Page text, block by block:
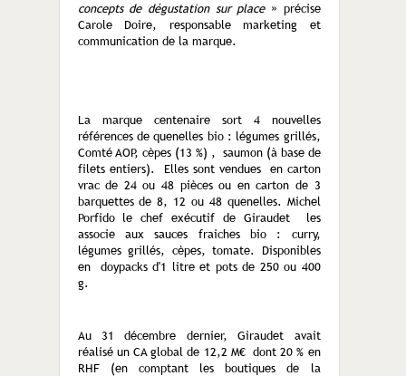
concepts de dégustation sur place » précise
Carole Doire, responsable marketing et
communication de la marque.
La marque centenaire sort 4 nouvelles
références de quenelles bio : légumes grillés,
Comté AOP, cèpes (13 %) , saumon (à base de
filets entiers). Elles sont vendues en carton
vrac de 24 ou 48 pièces ou en carton de 3
barquettes de 8, 12 ou 48 quenelles. Michel
Porfido le chef exécutif de Giraudet les
associe aux sauces fraiches bio : curry,
légumes grillés, cèpes, tomate. Disponibles
en doypacks d'1 litre et pots de 250 ou 400
g.
Au 31 décembre dernier, Giraudet avait
réalisé un CA global de 12,2 M€ dont 20 % en
RHF (en comptant les boutiques de la